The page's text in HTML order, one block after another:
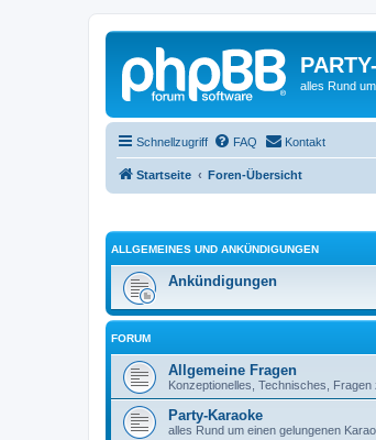
alles Rund
Schnellzugriff FAQ Kontakt
Startseite Foren-Übersicht
ALLGEMEINES UND ANKÜNDIGUNGEN
Ankündigungen
FORUM
Allgemeine Fragen
Konzeptionelles, Technisches, Fragen
Party-Karaoke
alles Rund um einen gelungenen